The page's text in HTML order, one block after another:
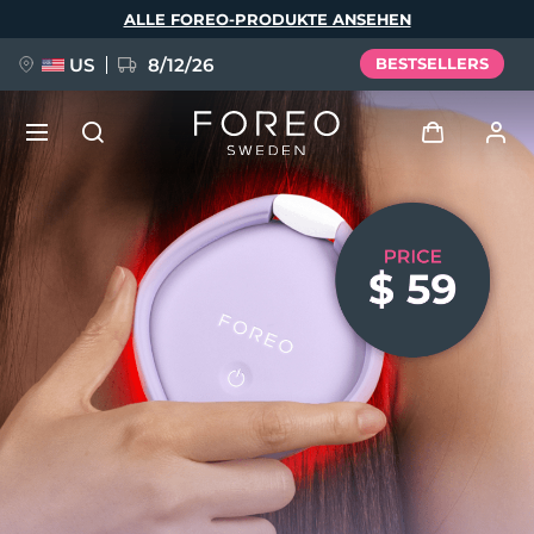
ALLE FOREO-PRODUKTE ANSEHEN
US 8/12/26 BESTSELLERS
Anmelden
Benutzerkonto
Meine Geräte
Meine Bestellungen
Meine Adressen
Meine Abonnements
NEU
FAQ™ Pure Beauty-Tech Elixir
BREAKING NEWS
issa™ Teeth Whitening Set
Sprache
English Deutsch
Español
Français
Italiano
Português
Polski
Svenska
Русский
简体中文 繁體中文